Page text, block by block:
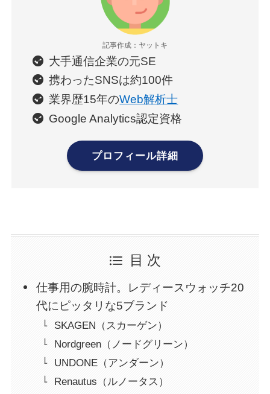
記事作成：ヤットキ
大手通信企業の元SE
携わったSNSは約100件
業界歴15年のWeb解析士
Google Analytics認定資格
プロフィール詳細
目 次
仕事用の腕時計。レディースウォッチ20
代にピッタリな5ブランド
SKAGEN（スカーゲン）
Nordgreen（ノードグリーン）
UNDONE（アンダーン）
Renautus（ルノータス）